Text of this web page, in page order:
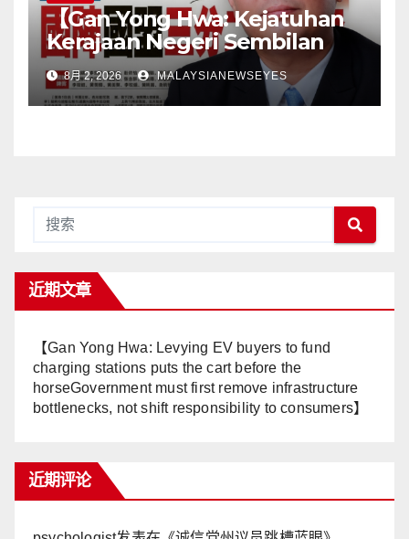
【Gan Yong Hwa: Kejatuhan
Kerajaan Negeri Sembilan
Adalah Undi Tidak Percaya
Terhadap Pentadbiran
Anwar Harga Barang
8月 2, 2026 MALAYSIANEWSEYES
近期文章
【Gan Yong Hwa: Levying EV buyers to fund
charging stations puts the cart before the
horseGovernment must first remove infrastructure
bottlenecks, not shift responsibility to consumers】
近期评论